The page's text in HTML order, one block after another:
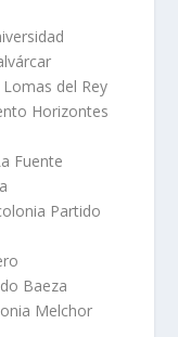
del Rey
Horizontes
Fuente
Partido
Baeza
Melchor